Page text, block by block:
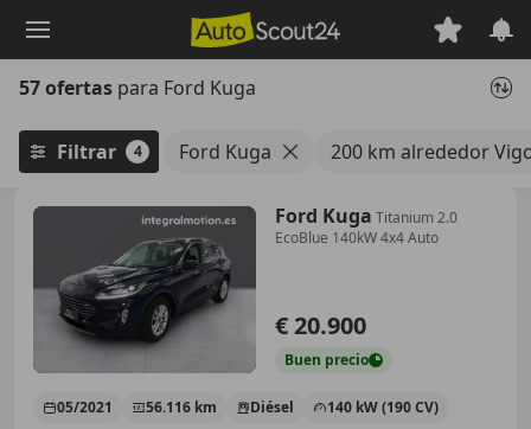
principal
57 ofertas para Ford Kuga
Filtrar 4 Ford Kuga 200 km alrededor
Ford Kuga Titanium 2.0
EcoBlue 140kW 4x4 Auto
€ 20.900
Buen precio
05/2021 56.116 km Diésel 140 kW (190 CV)